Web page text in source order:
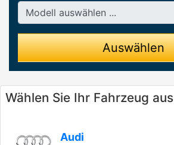
Modell
Auswählen
Wählen Sie Ihr Fahrzeug aus
Audi